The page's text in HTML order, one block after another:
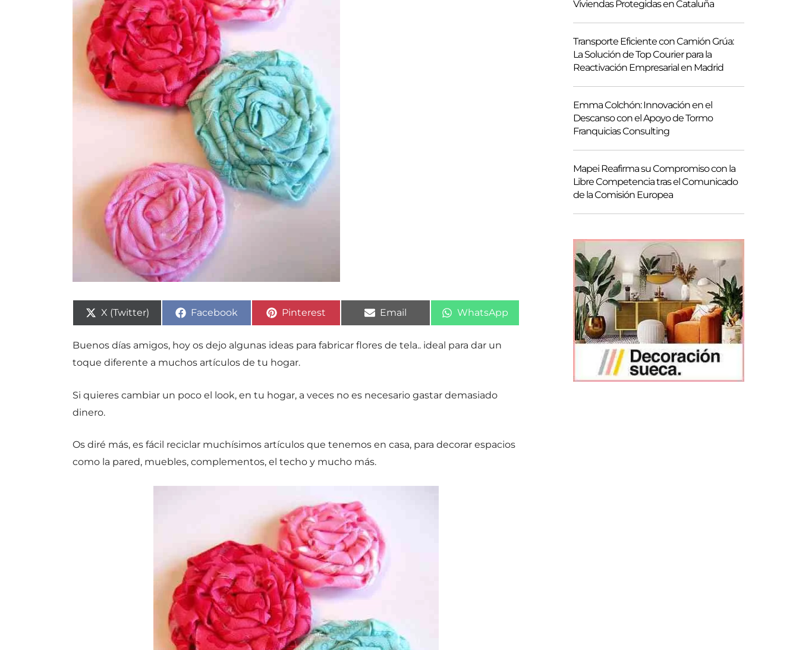
Compartir
en
X (Twitter)
Compartir
Facebook
Compartir
Pinterest
Compartir
Email
Compartir
WhatsApp
Buenos días amigos, hoy os dejo algunas ideas para fabricar flores de tela.. ideal para dar un
toque diferente a muchos artículos de tu hogar.
Si quieres cambiar un poco el look, en tu hogar, a veces no es necesario gastar demasiado
dinero.
Os diré más, es fácil reciclar muchísimos artículos que tenemos en casa, para decorar espacios
como la pared, muebles, complementos, el techo y mucho más.
Viviendas Protegidas en Cataluña
Transporte Eficiente con Camión Grúa:
La Solución de Top Courier para la
Reactivación Empresarial en Madrid
Emma Colchón: Innovación en el
Descanso con el Apoyo de Tormo
Franquicias Consulting
Mapei Reafirma su Compromiso con la
Libre Competencia tras el Comunicado
de la Comisión Europea